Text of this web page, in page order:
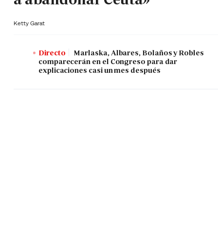
Ketty Garat
Directo
Marlaska, Albares, Bolaños y Robles
comparecerán en el Congreso para dar
explicaciones casi un mes después